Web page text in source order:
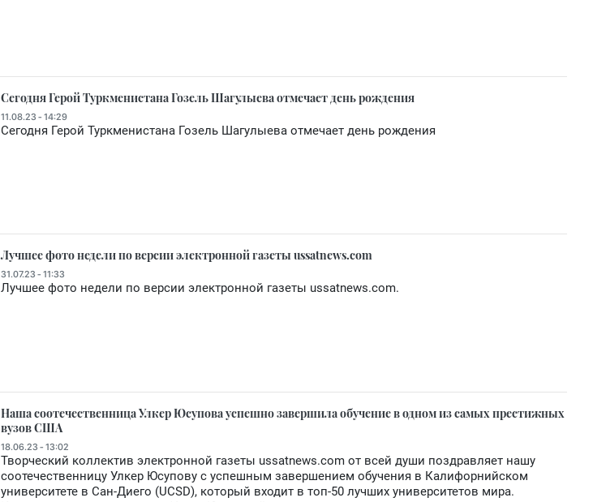
Сегодня Герой Туркменистана Гозель Шагулыева отмечает день рождения
11.08.23 - 14:29
Сегодня Герой Туркменистана Гозель Шагулыева отмечает день рождения
Лучшее фото недели по версии электронной газеты ussatnews.com
31.07.23 - 11:33
Лучшее фото недели по версии электронной газеты ussatnews.com.
Наша соотечественница Улкер Юсупова успешно завершила обучение в одном из самых престижных
вузов США
18.06.23 - 13:02
Творческий коллектив электронной газеты ussatnews.com от всей души поздравляет нашу
соотечественницу Улкер Юсупову с успешным завершением обучения в Калифорнийском
университете в Сан-Диего (UCSD), который входит в топ-50 лучших университетов мира.